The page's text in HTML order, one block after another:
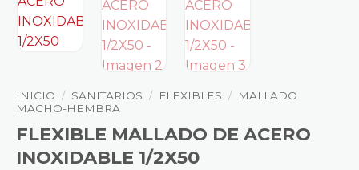
INICIO / SANITARIOS / FLEXIBLES /
MALLADO
MACHO-HEMBRA
FLEXIBLE MALLADO DE ACERO
INOXIDABLE 1/2X50